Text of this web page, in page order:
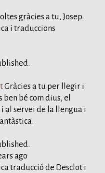
gràcies a tu, Josep.
i traduccions
Gràcies a tu per llegir i
bé com dius, el
al servei de la llengua i
ago
traducció de Desclot i